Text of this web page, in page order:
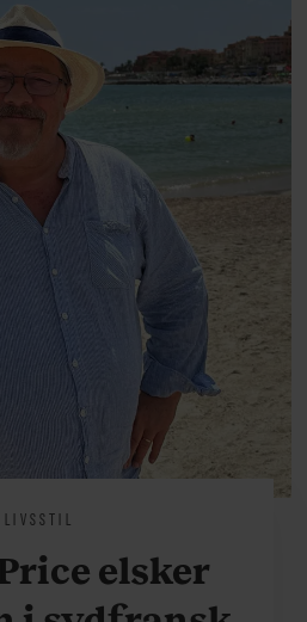
frygten for
og den
at give slip
LIVSSTIL
elsker